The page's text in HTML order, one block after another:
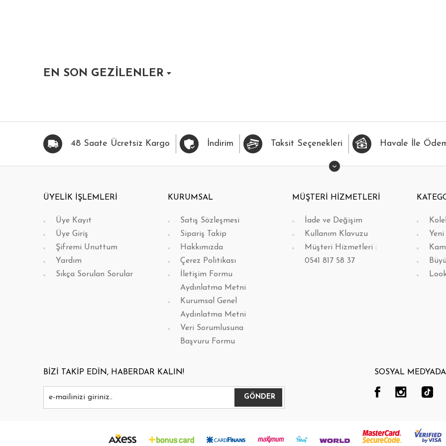
HIZLI BAK FAVORİLERİME EKLE HIZLI BAK FAVORİLERİME EKLE HIZLI BAK FAVORİLERİME EKLE
EN SON GEZİLENLER
48 Saate Ücretsiz Kargo İndirim Taksit Seçenekleri Havale İle
ÜYELİK İŞLEMLERİ
Üye Kayıt
Üye Giriş
Şifremi Unuttum
Yardım
Sıkça Sorulan Sorular
KURUMSAL
Satış Sözleşmesi
Sipariş Takip
Hakkımızda
Çerez Politikası
İletişim Formu
Aydınlatma Metni
Kurumsal Genel
Aydınlatma Metni
Veri Sorumlusuna
Başvuru Formu
MÜŞTERİ HİZMETLERİ
İade ve Değişim
Kullanım Klavuzu
Müşteri Hizmetleri :
0541 817 58 37
BİZİ TAKİP EDİN, HABERDAR KALIN! SOSYAL